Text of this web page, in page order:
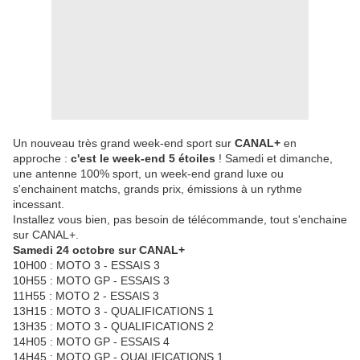
Un nouveau très grand week-end sport sur CANAL+ en
approche : c'est le week-end 5 étoiles ! Samedi et dimanche,
une antenne 100% sport, un week-end grand luxe ou
s'enchainent matchs, grands prix, émissions à un rythme
incessant.
Installez vous bien, pas besoin de télécommande, tout s'enchaine
sur CANAL+.
Samedi 24 octobre sur CANAL+
10H00 : MOTO 3 - ESSAIS 3
10H55 : MOTO GP - ESSAIS 3
11H55 : MOTO 2 - ESSAIS 3
13H15 : MOTO 3 - QUALIFICATIONS 1
13H35 : MOTO 3 - QUALIFICATIONS 2
14H05 : MOTO GP - ESSAIS 4
14H45 : MOTO GP - QUALIFICATIONS 1